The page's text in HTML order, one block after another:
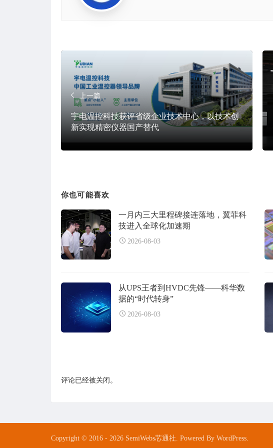
上一篇
宇电温控科技获评省级企业技术中心，以技术创
新实现精密仪器国产替代
你也可能喜欢
一月内三大里程碑接连落地，翼菲科
技进入全球化加速期
2026-08-03
从UPS王者到HVDC先锋——科华数
据的“时代转身”
2026-08-03
评论已经被关闭。
Copyright © 2016 - 2026 SemiWebs芯通社. Powered By WordPress.